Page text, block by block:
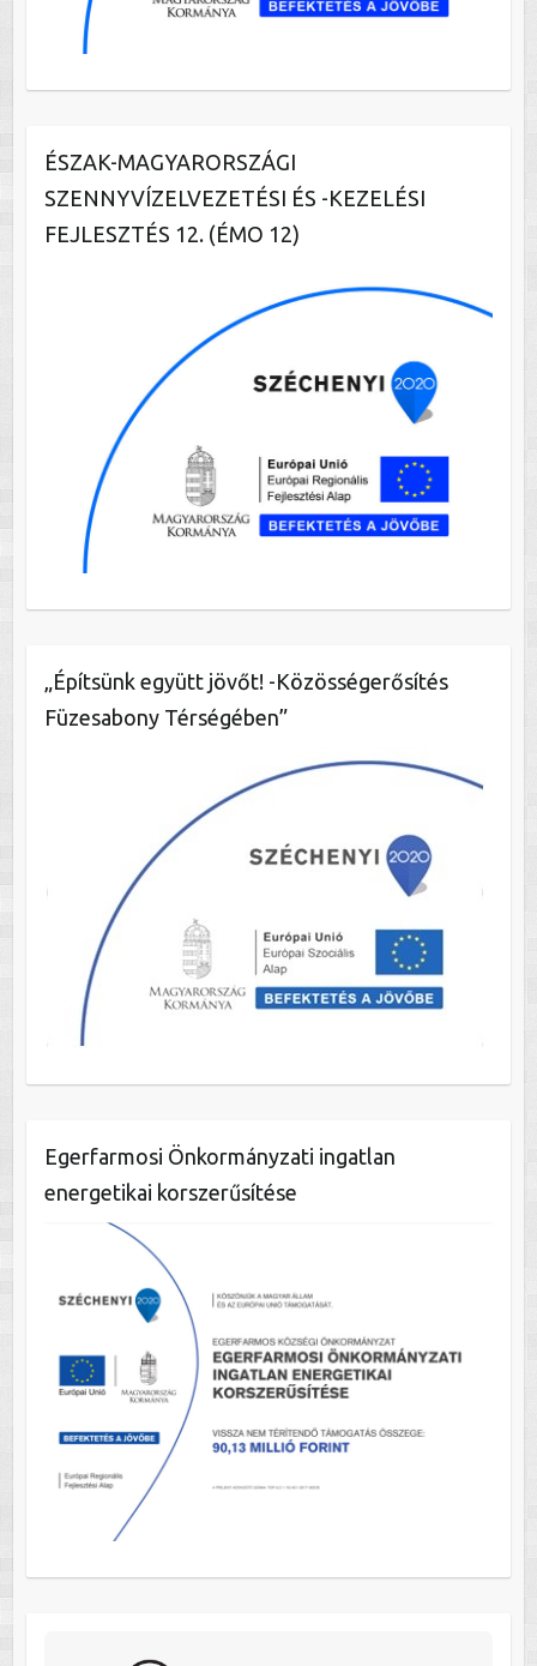
ÉSZAK-MAGYARORSZÁGI
SZENNYVÍZELVEZETÉSI ÉS -KEZELÉSI
FEJLESZTÉS 12. (ÉMO 12)
„Építsünk együtt jövőt! -Közösségerősítés
Füzesabony Térségében”
Egerfarmosi Önkormányzati ingatlan
energetikai korszerűsítése